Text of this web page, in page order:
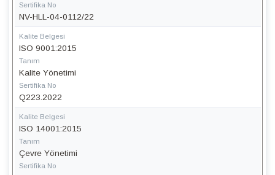
Sertifika No
NV-HLL-04-0112/22
Kalite Belgesi
ISO 9001:2015
Tanım
Kalite Yönetimi
Sertifika No
Q223.2022
Kalite Belgesi
ISO 14001:2015
Tanım
Çevre Yönetimi
Sertifika No